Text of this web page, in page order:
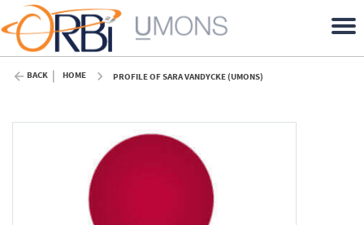
BACK HOME PROFILE OF SARA VANDYCKE (UMONS)